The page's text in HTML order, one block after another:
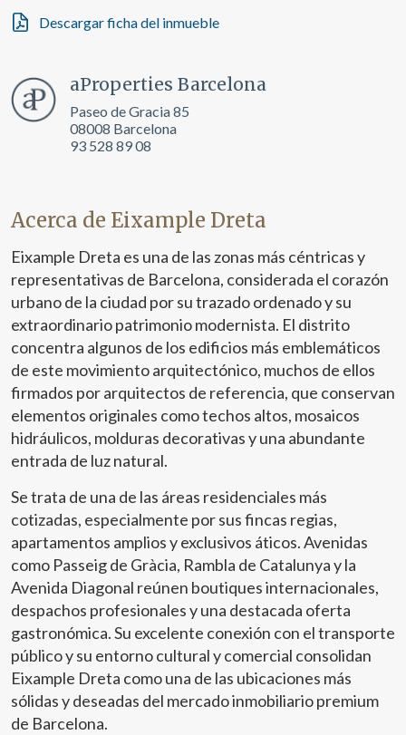
Descargar ficha del inmueble
aProperties Barcelona
Paseo de Gracia 85
08008 Barcelona
93 528 89 08
Acerca de Eixample Dreta
Eixample Dreta es una de las zonas más céntricas y
representativas de Barcelona, considerada el corazón
urbano de la ciudad por su trazado ordenado y su
extraordinario patrimonio modernista. El distrito
concentra algunos de los edificios más emblemáticos
de este movimiento arquitectónico, muchos de ellos
firmados por arquitectos de referencia, que conservan
elementos originales como techos altos, mosaicos
hidráulicos, molduras decorativas y una abundante
entrada de luz natural.
Se trata de una de las áreas residenciales más
cotizadas, especialmente por sus fincas regias,
apartamentos amplios y exclusivos áticos. Avenidas
como Passeig de Gràcia, Rambla de Catalunya y la
Avenida Diagonal reúnen boutiques internacionales,
despachos profesionales y una destacada oferta
gastronómica. Su excelente conexión con el transporte
público y su entorno cultural y comercial consolidan
Eixample Dreta como una de las ubicaciones más
sólidas y deseadas del mercado inmobiliario premium
de Barcelona.
el fin de introducir mejoras en función del análisis de los
datos de uso que hacen los usuarios del servicio. Permiten
mejor experiencia a través de productos recomendados.
Marketing y publicidad
Estas cookies son utilizadas para almacenar información
de navegación en el sitio web y mostrar publicidad
relacionada con el perfil de navegación del usuario.